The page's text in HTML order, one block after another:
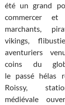
été un grand
commercer et
marchants,
vikings,
aventuriers
coins du
le passé hélas
Roissy,
médiévale